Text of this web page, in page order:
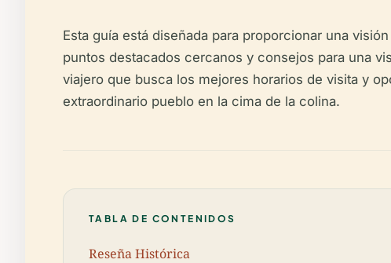
Esta guía está diseñada para proporcionar una
puntos destacados cercanos y consejos para una
viajero que busca los mejores horarios de visita y
extraordinario pueblo en la cima de la colina.
TABLA DE CONTENIDOS
Reseña Histórica